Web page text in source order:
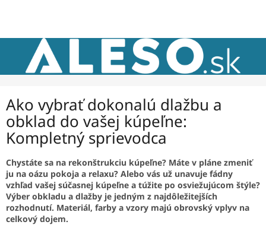
Ako vybrať dokonalú dlažbu a
obklad do vašej kúpeľne:
Kompletný sprievodca
Chystáte sa na rekonštrukciu kúpeľne? Máte v pláne zmeniť
ju na oázu pokoja a relaxu? Alebo vás už unavuje fádny
vzhľad vašej súčasnej kúpeľne a túžite po osviežujúcom štýle?
Výber obkladu a dlažby je jedným z najdôležitejších
rozhodnutí. Materiál, farby a vzory majú obrovský vplyv na
celkový dojem.